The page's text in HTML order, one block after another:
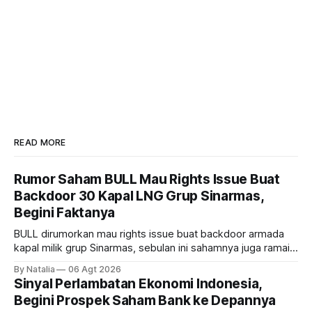
READ MORE
Rumor Saham BULL Mau Rights Issue Buat
Backdoor 30 Kapal LNG Grup Sinarmas,
Begini Faktanya
BULL dirumorkan mau rights issue buat backdoor armada
kapal milik grup Sinarmas, sebulan ini sahamnya juga ramai
masih menarik dilirik?
By Natalia 06 Agt 2026
Sinyal Perlambatan Ekonomi Indonesia,
Begini Prospek Saham Bank ke Depannya